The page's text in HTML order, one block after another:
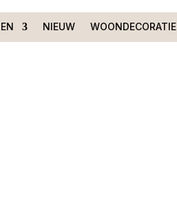
NIEUW